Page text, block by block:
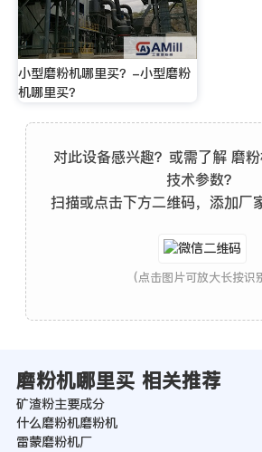
小型磨粉机哪里买？-小型磨粉
机哪里买？
对此设备感兴趣？或需了解 磨
技术参数？
扫描或点击下方二维码，添加厂
(点击图片可放大长按识
磨粉机哪里买 相关推荐
矿渣粉主要成分
什么磨粉机磨粉机
雷蒙磨粉机厂